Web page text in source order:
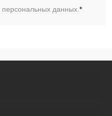
персональных данных.*